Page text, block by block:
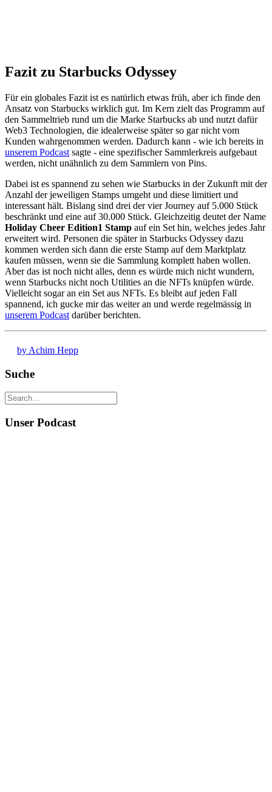
Fazit zu Starbucks Odyssey
Für ein globales Fazit ist es natürlich etwas früh, aber ich finde den
Ansatz von Starbucks wirklich gut. Im Kern zielt das Programm auf
den Sammeltrieb rund um die Marke Starbucks ab und nutzt dafür
Web3 Technologien, die idealerweise später so gar nicht vom
Kunden wahrgenommen werden. Dadurch kann - wie ich bereits in
unserem Podcast sagte - eine spezifischer Sammlerkreis aufgebaut
werden, nicht unähnlich zu dem Sammlern von Pins.
Dabei ist es spannend zu sehen wie Starbucks in der Zukunft mit der
Anzahl der jeweiligen Stamps umgeht und diese limitiert und
interessant hält. Bislang sind drei der vier Journey auf 5.000 Stück
beschränkt und eine auf 30.000 Stück. Gleichzeitig deutet der Name
Holiday Cheer Edition1 Stamp auf ein Set hin, welches jedes Jahr
erweitert wird. Personen die später in Starbucks Odyssey dazu
kommen werden sich dann die erste Stamp auf dem Marktplatz
kaufen müssen, wenn sie die Sammlung komplett haben wollen.
Aber das ist noch nicht alles, denn es würde mich nicht wundern,
wenn Starbucks nicht noch Utilities an die NFTs knüpfen würde.
Vielleicht sogar an ein Set aus NFTs. Es bleibt auf jeden Fall
spannend, ich gucke mir das weiter an und werde regelmässig in
unserem Podcast darüber berichten.
by Achim Hepp
Suche
Unser Podcast